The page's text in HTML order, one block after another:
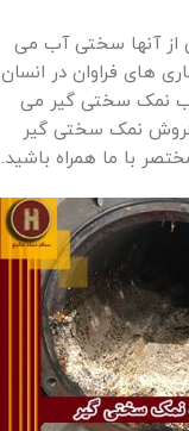
از آنها سختی آب می
های فراوان در انسان
نمک سختی گیر می
فروش نمک سختی گیر
با ما همراه باشید.